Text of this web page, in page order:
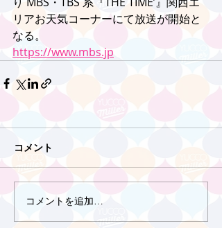
リアお天気コーナーにて放送が開始と
なる。
https://www.mbs.jp
コメント
コメントを追加…